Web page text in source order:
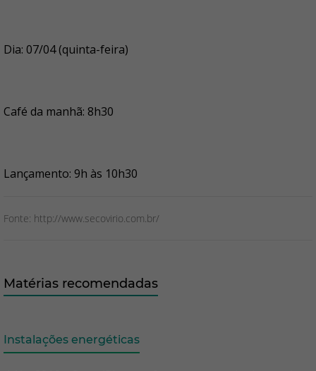
Dia: 07/04 (quinta-feira)
Café da manhã: 8h30
Lançamento: 9h às 10h30
Fonte: http://www.secovirio.com.br/
Matérias recomendadas
Instalações energéticas